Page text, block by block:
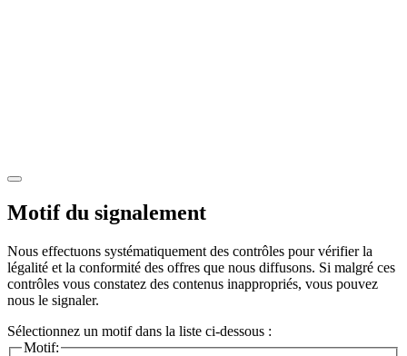
Motif du signalement
Nous effectuons systématiquement des contrôles pour vérifier la
légalité et la conformité des offres que nous diffusons. Si malgré ces
contrôles vous constatez des contenus inappropriés, vous pouvez
nous le signaler.
Sélectionnez un motif dans la liste ci-dessous :
Motif: